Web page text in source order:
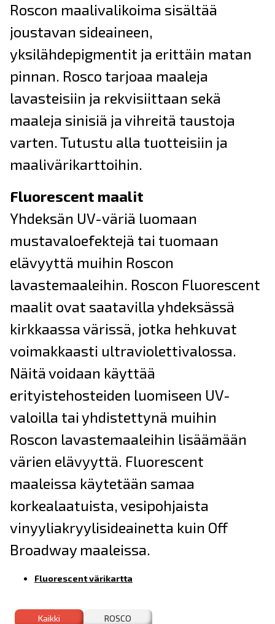
Roscon maalivalikoima sisältää
joustavan sideaineen,
yksilähdepigmentit ja erittäin matan
pinnan. Rosco tarjoaa maaleja
lavasteisiin ja rekvisiittaan sekä
maaleja sinisiä ja vihreitä taustoja
varten. Tutustu alla tuotteisiin ja
maalivärikarttoihin.
Fluorescent maalit
Yhdeksän UV-väriä luomaan
mustavaloefektejä tai tuomaan
elävyyttä muihin Roscon
lavastemaaleihin. Roscon Fluorescent
maalit ovat saatavilla yhdeksässä
kirkkaassa värissä, jotka hehkuvat
voimakkaasti ultraviolettivalossa.
Näitä voidaan käyttää
erityistehosteiden luomiseen UV-
valoilla tai yhdistettynä muihin
Roscon lavastemaaleihin lisäämään
värien elävyyttä. Fluorescent
maaleissa käytetään samaa
korkealaatuista, vesipohjaista
vinyyliakryylisideainetta kuin Off
Broadway maaleissa.
Fluorescent värikartta
Kaikki ROSCO